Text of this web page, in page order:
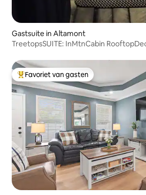
Gastsuite in Altamont
TreetopsSUITE: InMtnCabin
Topfavoriet van gasten
Favoriet van gasten